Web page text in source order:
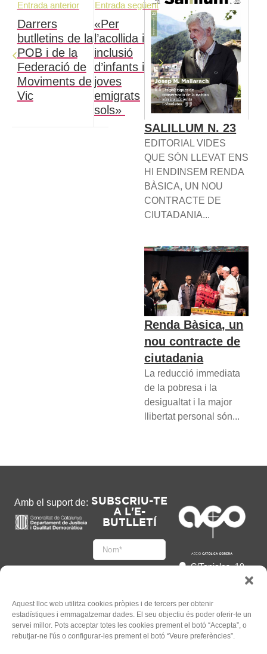
Aquest lloc web utilitza cookies pròpies i de tercers per obtenir
estadístiques i emmagatzemar dades. El seu objectiu és poder oferir-te un
servei millor. Pots acceptar totes les cookies prement el botó “Accepta”, o
rebutjar-ne l'ús o configurar-les prement el botó “Veure preferències”.
Entrada anterior
Darrers
butlletins de la
POB i de la
Federació de
Moviments de
Vic
Entrada següent
«Per
l’acollida i
inclusió
d’infants i
joves
emigrats
sols»
SALILLUM N. 23
EDITORIAL VIDES
QUE SÓN LLEVAT ENS
HI ENDINSEM RENDA
BÀSICA, UN NOU
CONTRACTE DE
CIUTADANIA...
Renda Bàsica, un
nou contracte de
ciutadania
La reducció immediata
de la pobresa i la
desigualtat i la major
llibertat personal són...
Amb el suport de: SUBSCRIU-TE
A L'E-
BUTLLETÍ
Accepto
l'Informació legal
C/Tapioles, 10
93 505 86 86
hola@acocat.org